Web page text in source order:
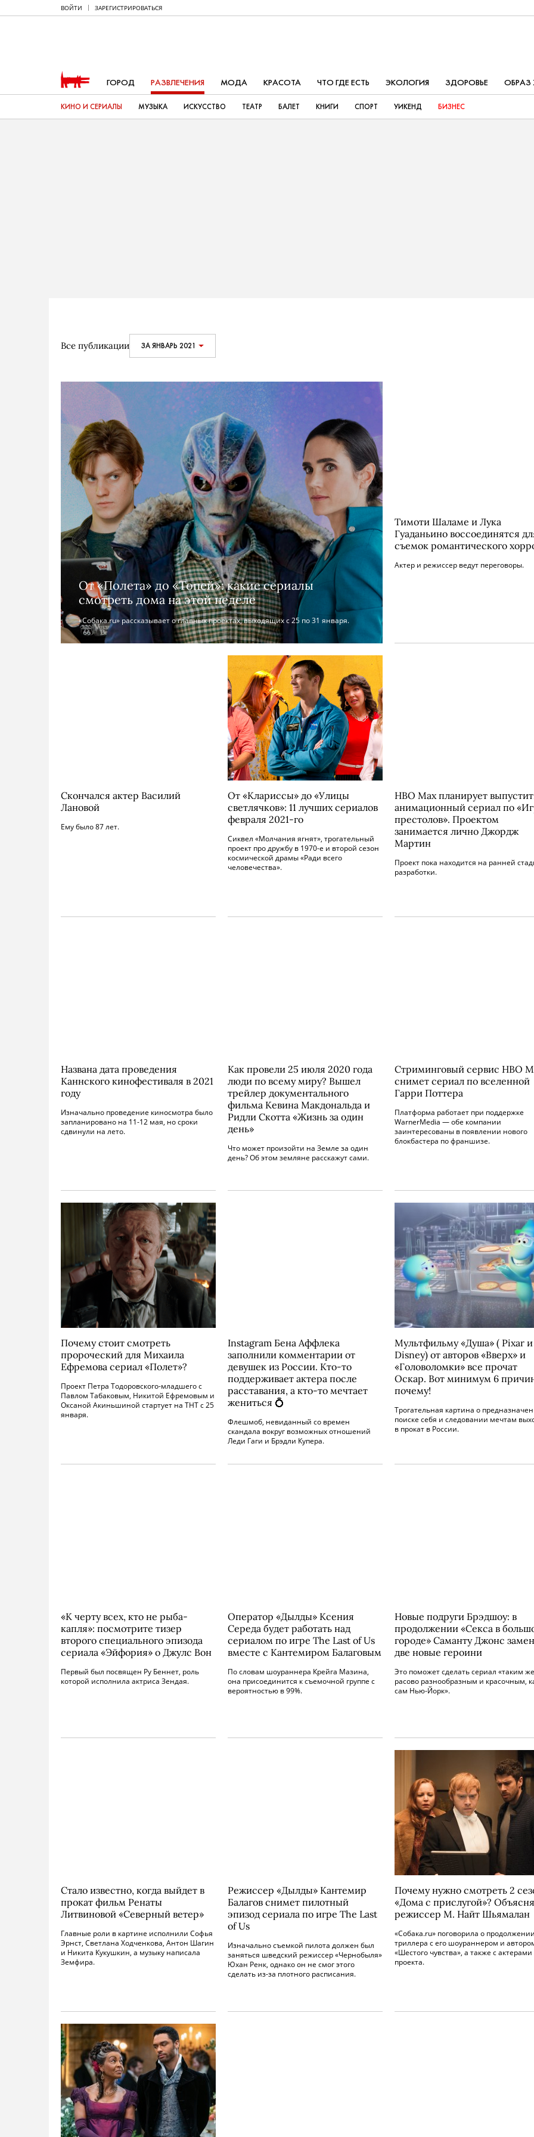
ВОЙТИ ЗАРЕГИСТРИРОВАТЬСЯ
ГОРОД РАЗВЛЕЧЕНИЯ МОДА КРАСОТА ЧТО ГДЕ ЕСТЬ ЭКОЛОГИЯ ЗДОРОВЬЕ
КИНО И СЕРИАЛЫ МУЗЫКА ИСКУССТВО ТЕАТР БАЛЕТ КНИГИ СПОРТ УИКЕНД БИЗНЕС
Все публикации ЗА ЯНВАРЬ 2021
От «Полета» до «Топей»: какие сериалы
смотреть дома на этой неделе
«Собака.ru» рассказывает о главных проектах, выходящих с 25 по 31 января.
Тимоти Шаламе и Лука
Гуаданьино воссоединятся
съемок романтического
Актер и режиссер ведут переговоры.
Скончался актер Василий
Лановой
Ему было 87 лет.
От «Клариссы» до «Улицы
светлячков»: 11 лучших сериалов
февраля 2021-го
Сиквел «Молчания ягнят», трогательный
проект про дружбу в 1970-е и второй сезон
космической драмы «Ради всего
человечества».
HBO Max планирует
анимационный сериал по
престолов». Проектом
занимается лично Джордж
Мартин
Проект пока находится на ранней
разработки.
Названа дата проведения
Каннского кинофестиваля в 2021
году
Изначально проведение киносмотра было
запланировано на 11-12 мая, но сроки
сдвинули на лето.
Как провели 25 июля 2020 года
люди по всему миру? Вышел
трейлер документального
фильма Кевина Макдональда и
Ридли Скотта «Жизнь за один
день»
Что может произойти на Земле за один
день? Об этом земляне расскажут сами.
Стриминговый сервис HBO
снимет сериал по вселенной
Гарри Поттера
Платформа работает при поддержке
WarnerMedia — обе компании
заинтересованы в появлении нового
блокбастера по франшизе.
Почему стоит смотреть
пророческий для Михаила
Ефремова сериал «Полет»?
Проект Петра Тодоровского-младшего с
Павлом Табаковым, Никитой Ефремовым и
Оксаной Акиньшиной стартует на ТНТ с 25
января.
Instagram Бена Аффлека
заполнили комментарии от
девушек из России. Кто-то
поддерживает актера после
расставания, а кто-то мечтает
жениться 💍
Флешмоб, невиданный со времен
скандала вокруг возможных отношений
Леди Гаги и Брэдли Купера.
Мультфильму «Душа» ( Pixar и
Disney) от авторов «Вверх» и
«Головоломки» все прочат
Оскар. Вот минимум 6
почему!
Трогательная картина о
поиске себя и следовании мечтам
в прокат в России.
«К черту всех, кто не рыба-
капля»: посмотрите тизер
второго специального эпизода
сериала «Эйфория» о Джулс Вон
Первый был посвящен Ру Беннет, роль
которой исполнила актриса Зендая.
Оператор «Дылды» Ксения
Середа будет работать над
сериалом по игре The Last of Us
вместе с Кантемиром Балаговым
По словам шоураннера Крейга Мазина,
она присоединится к съемочной группе с
вероятностью в 99%.
Новые подруги Брэдшоу: в
продолжении «Секса в
городе» Саманту Джонс
две новые героини
Это поможет сделать сериал «таким же
расово разнообразным и красочным,
сам Нью-Йорк».
Стало известно, когда выйдет в
прокат фильм Ренаты
Литвиновой «Северный ветер»
Главные роли в картине исполнили Софья
Эрнст, Светлана Ходченкова, Антон Шагин
и Никита Кукушкин, а музыку написала
Земфира.
Режиссер «Дылды» Кантемир
Балагов снимет пилотный
эпизод сериала по игре The Last
of Us
Изначально съемкой пилота должен был
заняться шведский режиссер «Чернобыля»
Юхан Ренк, однако он не смог этого
сделать из-за плотного расписания.
Почему нужно смотреть 2
«Дома с прислугой»?
режиссер М. Найт Шьямалан
«Собака.ru» поговорила о
триллера с его шоураннером и
«Шестого чувства», а также с актерами
проекта.